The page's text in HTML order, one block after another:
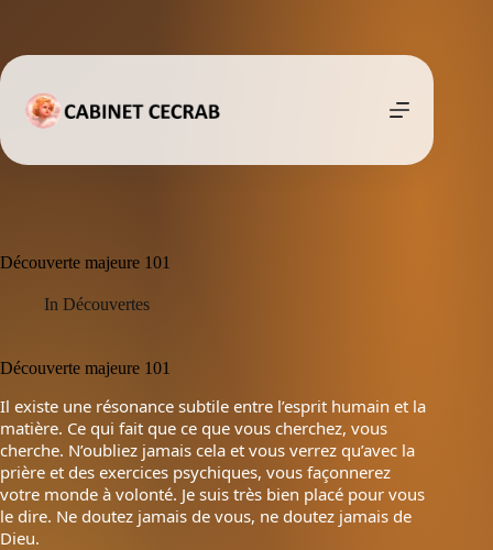
Découverte majeure 101
In Découvertes
Découverte majeure 101
Il existe une résonance subtile entre l’esprit humain et la
matière. Ce qui fait que ce que vous cherchez, vous
cherche. N’oubliez jamais cela et vous verrez qu’avec la
prière et des exercices psychiques, vous façonnerez
votre monde à volonté. Je suis très bien placé pour vous
le dire. Ne doutez jamais de vous, ne doutez jamais de
Dieu.